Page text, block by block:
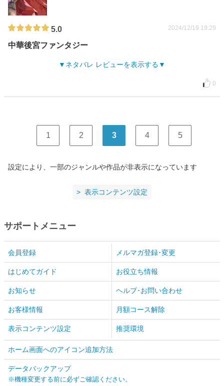
5.0 2024/12/19 19:29
中華後宮ファンタジー
ネタバレ レビューを表示する
0
1 2 3 4 5
設定により、一部のジャンルや作品が非表示になっています
表示コンテンツ設定
サポートメニュー
会員登録 メルマガ登録･変更
はじめてガイド お役立ち情報
お知らせ ヘルプ･お問い合わせ
お客様情報 月額コース解除
表示コンテンツ設定 推奨環境
ホーム画面へのアイコン追加方法
データバックアップ
※機種変更する前に必ずご確認ください。